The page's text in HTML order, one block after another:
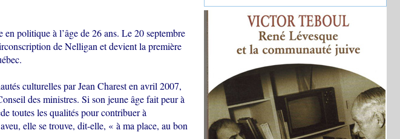
politique à l’âge de 26 ans. Le 20 septembre
de Nelligan et devient la première
culturelles par Jean Charest en avril 2007,
des ministres. Si son jeune âge fait peur à
toutes les qualités pour contribuer à
elle se trouve, dit-elle, « à ma place, au bon